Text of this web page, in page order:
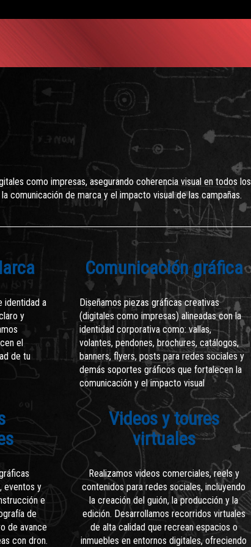
como impresas, asegurando coherencia visual en todos los
comunicación de marca y el impacto visual de las campañas.
identidad a
y
el
de tu
Comunicación gráfica
Diseñamos piezas gráficas creativas
(digitales como impresas) alineadas con la
identidad corporativa como: vallas,
volantes, pendones, brochures, catálogos,
banners, flyers, posts para redes sociales y
demás soportes gráficos que fortalecen la
comunicación y el impacto visual
eventos y
e
de
de avance
con dron.
Videos y toures
virtuales
Realizamos videos comerciales, reels y
contenidos para redes sociales, incluyendo
la creación del guión, la producción y la
edición. Desarrollamos recorridos virtuales
de alta calidad que recrean espacios o
inmuebles en entornos digitales, ofreciendo